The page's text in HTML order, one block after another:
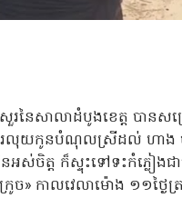
ៃសាលាដំបូងខេត្ត បានសម្
ារលុយកូនបំណុលស្រីដល់ ហា
ចិត្ត ក៏ស្ទុះទៅទះកំភ្លៀងជ
រូច» កាលវេលាម៉ោង ១១ថ្ង